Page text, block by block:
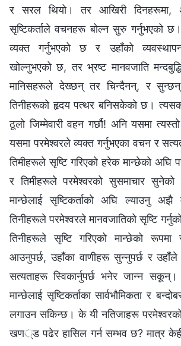
र सरल थियो। तर आखिरी
सृष्टिकर्ताले वचनहरू बोल्न सुरु गर्नुभएको
व्यक्त गर्नुभएको छ र उहाँको
खोल्नुभएको छ, तर भ्रष्ट मानवजाति
मानिसहरूले देख्छन् तर चिन्दैनन्, र
तिनीहरूको हृदय पत्थर बनिसकेको छ।
ठूलो जिम्‍मेवारी वहन गर्छौ! अनि यसमा
यसमा परमेश्‍वरले व्यक्त गर्नुभएका वचन र
तिमीहरूले सृष्टि गरिएको हरेक मान्छेको अघि
र तिमीहरूले परमेश्‍वरको सुसमाचार सुनेको
मान्छेलाई सृष्टिकर्ताको अघि ल्याउनु अझै
तिनीहरूले परमेश्‍वरले मानवजातिको सृष्टि
तिनीहरूले सृष्टि गरिएको मान्छेको रूपमा
आउनुपर्छ, उहाँका वाणीहरू सुन्‍नुपर्छ र
सत्यताहरू स्विकार्नुपर्छ भनेर जान्‍न
मान्छेलाई सृष्टिकर्ताका सार्वभौमिकता र
लगाउन सकिन्छ। के यी नतिजाहरू
खण्ड पढेर हासिल गर्न सम्भव छ? मात्र